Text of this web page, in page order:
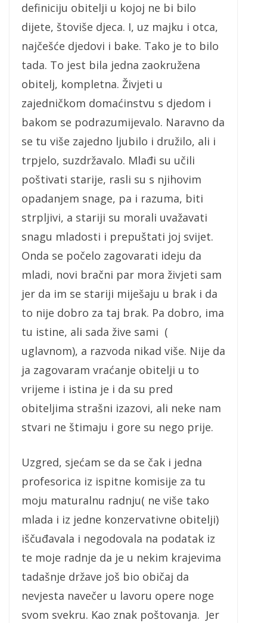
definiciju obitelji u kojoj ne bi bilo
dijete, štoviše djeca. I, uz majku i otca,
najčešće djedovi i bake. Tako je to bilo
tada. To jest bila jedna zaokružena
obitelj, kompletna. Živjeti u
zajedničkom domaćinstvu s djedom i
bakom se podrazumijevalo. Naravno da
se tu više zajedno ljubilo i družilo, ali i
trpjelo, suzdržavalo. Mlađi su učili
poštivati starije, rasli su s njihovim
opadanjem snage, pa i razuma, biti
strpljivi, a stariji su morali uvažavati
snagu mladosti i prepuštati joj svijet.
Onda se počelo zagovarati ideju da
mladi, novi bračni par mora živjeti sam
jer da im se stariji miješaju u brak i da
to nije dobro za taj brak. Pa dobro, ima
tu istine, ali sada žive sami (
uglavnom), a razvoda nikad više. Nije da
ja zagovaram vraćanje obitelji u to
vrijeme i istina je i da su pred
obiteljima strašni izazovi, ali neke nam
stvari ne štimaju i gore su nego prije.
Uzgred, sjećam se da se čak i jedna
profesorica iz ispitne komisije za tu
moju maturalnu radnju( ne više tako
mlada i iz jedne konzervativne obitelji)
iščuđavala i negodovala na podatak iz
te moje radnje da je u nekim krajevima
tadašnje države još bio običaj da
nevjesta navečer u lavoru opere noge
svom svekru. Kao znak poštovanja. Jer